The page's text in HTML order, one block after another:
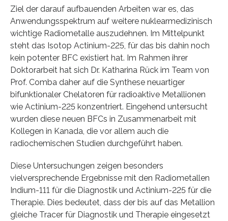
Ziel der darauf aufbauenden Arbeiten war es, das
Anwendungsspektrum auf weitere nuklearmedizinisch
wichtige Radiometalle auszudehnen. Im Mittelpunkt
steht das Isotop Actinium-225, für das bis dahin noch
kein potenter BFC existiert hat. Im Rahmen ihrer
Doktorarbeit hat sich Dr. Katharina Rück im Team von
Prof. Comba daher auf die Synthese neuartiger
bifunktionaler Chelatoren für radioaktive Metallionen
wie Actinium-225 konzentriert. Eingehend untersucht
wurden diese neuen BFCs in Zusammenarbeit mit
Kollegen in Kanada, die vor allem auch die
radiochemischen Studien durchgeführt haben.
Diese Untersuchungen zeigen besonders
vielversprechende Ergebnisse mit den Radiometallen
Indium-111 für die Diagnostik und Actinium-225 für die
Therapie. Dies bedeutet, dass der bis auf das Metallion
gleiche Tracer für Diagnostik und Therapie eingesetzt